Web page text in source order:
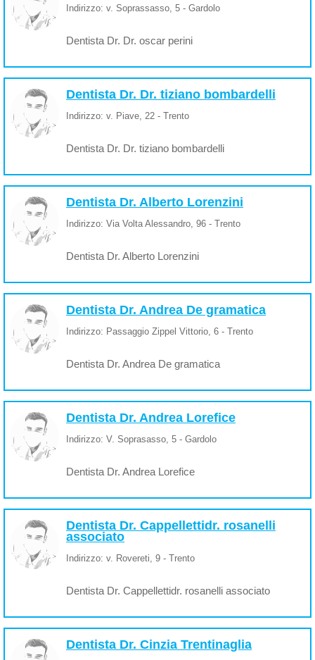
Indirizzo: v. Soprassasso, 5 - Gardolo
Dentista Dr. Dr. oscar perini
Dentista Dr. Dr. tiziano bombardelli
Indirizzo: v. Piave, 22 - Trento
Dentista Dr. Dr. tiziano bombardelli
Dentista Dr. Alberto Lorenzini
Indirizzo: Via Volta Alessandro, 96 - Trento
Dentista Dr. Alberto Lorenzini
Dentista Dr. Andrea De gramatica
Indirizzo: Passaggio Zippel Vittorio, 6 - Trento
Dentista Dr. Andrea De gramatica
Dentista Dr. Andrea Lorefice
Indirizzo: V. Soprasasso, 5 - Gardolo
Dentista Dr. Andrea Lorefice
Dentista Dr. Cappellettidr. rosanelli
associato
Indirizzo: v. Rovereti, 9 - Trento
Dentista Dr. Cappellettidr. rosanelli associato
Dentista Dr. Cinzia Trentinaglia